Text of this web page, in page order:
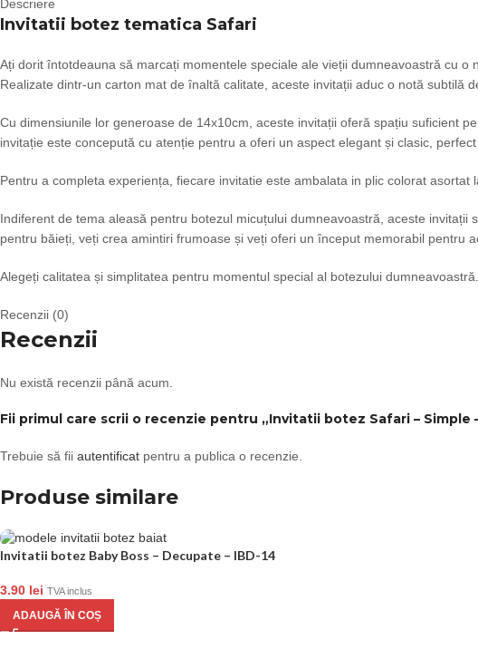
Descriere
Invitatii botez tematica Safari
Ați dorit întotdeauna să marcați momentele speciale ale vieții dumneavoastră cu
Realizate dintr-un carton mat de înaltă calitate, aceste invitații aduc o notă subtilă
Cu dimensiunile lor generoase de 14x10cm, aceste invitații oferă spațiu suficient
invitație este concepută cu atenție pentru a oferi un aspect elegant și clasic,
Pentru a completa experiența, fiecare invitatie este ambalata in plic colorat
Indiferent de tema aleasă pentru botezul micuțului dumneavoastră, aceste
pentru băieți, veți crea amintiri frumoase și veți oferi un început memorabil pentru
Alegeți calitatea și simplitatea pentru momentul special al botezului
Recenzii (0)
Recenzii
Nu există recenzii până acum.
Fii primul care scrii o recenzie pentru „Invitatii botez Safari – Simple
Trebuie să fii autentificat pentru a publica o recenzie.
Produse similare
Invitatii botez Baby Boss – Decupate – IBD-14
3.90 lei TVA inclus
ADAUGĂ ÎN COȘ